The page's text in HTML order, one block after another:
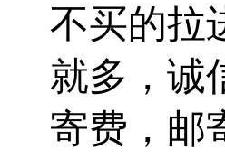
不买的拉
就多，诚
寄费，邮